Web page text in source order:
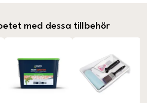
med dessa tillbehör